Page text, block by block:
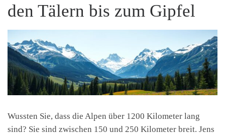
den Tälern bis zum Gipfel
Wussten Sie, dass die Alpen über 1200 Kilometer lang
sind? Sie sind zwischen 150 und 250 Kilometer breit. Jens